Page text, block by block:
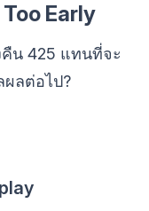
Early
คืน 425 แทนที่จะ
ผลต่อไป?